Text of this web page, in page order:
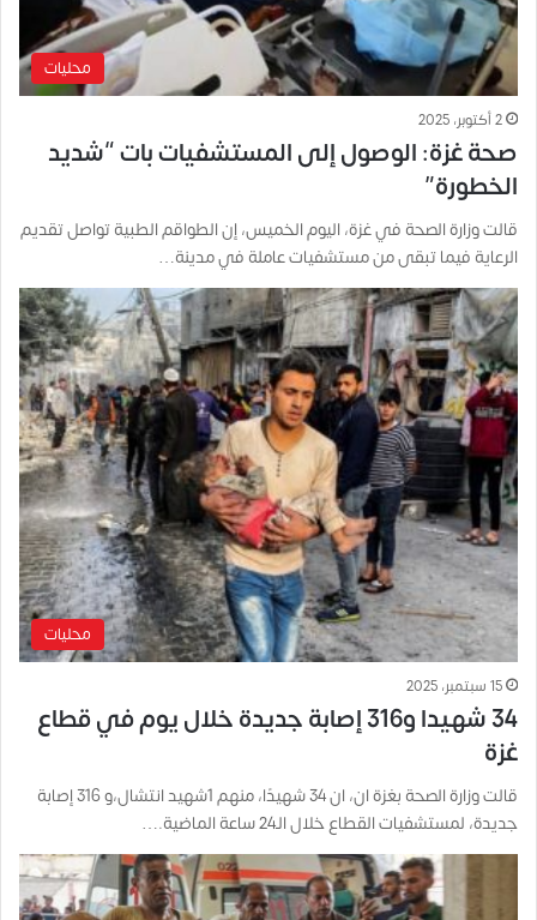
محليات
2 أكتوبر، 2025
صحة غزة: الوصول إلى المستشفيات بات “شديد
الخطورة”
قالت وزارة الصحة في غزة، اليوم الخميس، إن الطواقم الطبية تواصل تقديم
الرعاية فيما تبقى من مستشفيات عاملة في مدينة…
محليات
15 سبتمبر، 2025
34 شهيدا و316 إصابة جديدة خلال يوم في قطاع
غزة
قالت وزارة الصحة بغزة ان، ان 34 شهيدًا، منهم 1شهيد انتشال،و 316 إصابة
جديدة، لمستشفيات القطاع خلال الـ24 ساعة الماضية.…